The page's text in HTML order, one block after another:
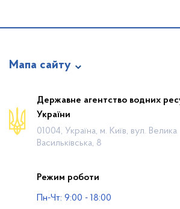
Мапа сайту
Про відомство
Діяльність
Громадянам
Публічна інформація
Водогосподарські організації
Державне агентство водних
України
01004, Україна, м. Київ, вул. Велика
Васильківська, 8
Режим роботи
Пн-Чт: 9:00 - 18:00